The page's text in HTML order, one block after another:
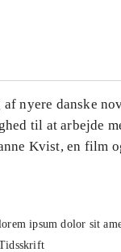
af nyere danske
til at arbejde
Kvist, en film
ipsum dolor sit